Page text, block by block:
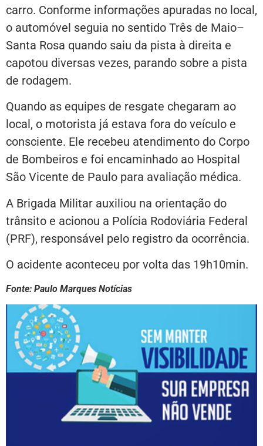
carro. Conforme informações apuradas no local,
o automóvel seguia no sentido Três de Maio–
Santa Rosa quando saiu da pista à direita e
capotou diversas vezes, parando sobre a pista
de rodagem.
Quando as equipes de resgate chegaram ao
local, o motorista já estava fora do veículo e
consciente. Ele recebeu atendimento do Corpo
de Bombeiros e foi encaminhado ao Hospital
São Vicente de Paulo para avaliação médica.
A Brigada Militar auxiliou na orientação do
trânsito e acionou a Polícia Rodoviária Federal
(PRF), responsável pelo registro da ocorrência.
O acidente aconteceu por volta das 19h10min.
Fonte: Paulo Marques Notícias